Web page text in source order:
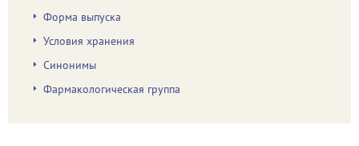
Форма выпуска
Условия хранения
Синонимы
Фармакологическая группа